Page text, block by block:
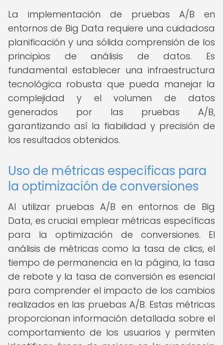
La implementación de pruebas A/B en
entornos de Big Data requiere una cuidadosa
planificación y una sólida comprensión de los
principios de análisis de datos. Es
fundamental establecer una infraestructura
tecnológica robusta que pueda manejar la
complejidad y el volumen de datos
generados por las pruebas A/B,
garantizando así la fiabilidad y precisión de
los resultados obtenidos.
Uso de métricas específicas para
la optimización de conversiones
Al utilizar pruebas A/B en entornos de Big
Data, es crucial emplear métricas específicas
para la optimización de conversiones. El
análisis de métricas como la tasa de clics, el
tiempo de permanencia en la página, la tasa
de rebote y la tasa de conversión es esencial
para comprender el impacto de los cambios
realizados en las pruebas A/B. Estas métricas
proporcionan información detallada sobre el
comportamiento de los usuarios y permiten